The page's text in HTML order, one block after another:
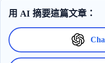
用 AI 摘要這篇文章：